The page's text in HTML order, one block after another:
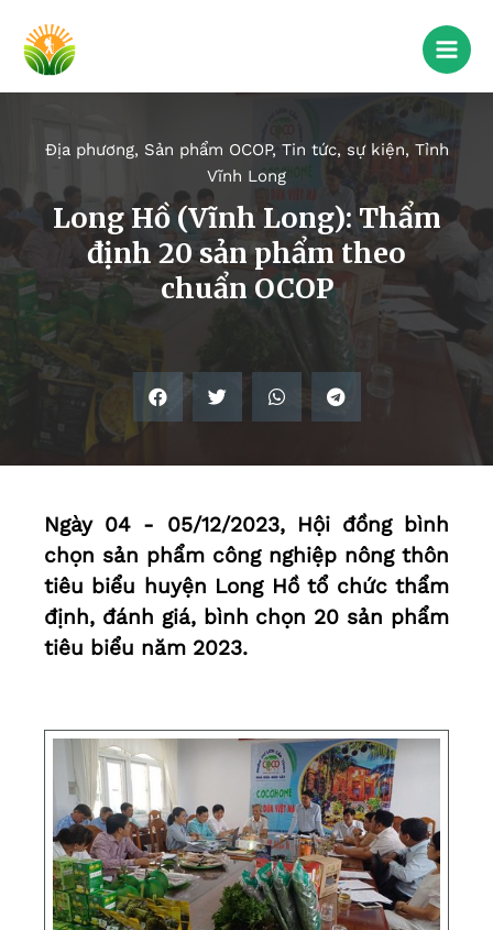
Địa phương, Sản phẩm OCOP, Tin tức, sự kiện, Tỉnh
Vĩnh Long
Long Hồ (Vĩnh Long): Thẩm
định 20 sản phẩm theo
chuẩn OCOP
Ngày 04 - 05/12/2023, Hội đồng bình
chọn sản phẩm công nghiệp nông thôn
tiêu biểu huyện Long Hồ tổ chức thẩm
định, đánh giá, bình chọn 20 sản phẩm
tiêu biểu năm 2023.